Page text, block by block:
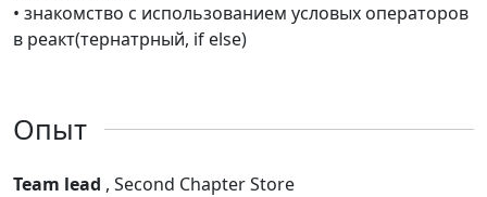
• знакомство с использованием условых операторов
в реакт(тернатрный, if else)
Опыт
Team lead , Second Chapter Store